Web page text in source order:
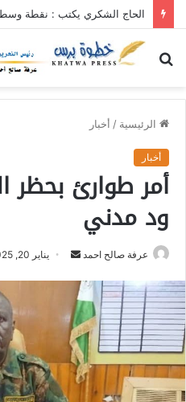
الرئيسية / أخبار
أخبار
أمر طوارئ بحظر
ود مدني
عرفة صالح احمد
ل
ب
يناير 20, 2025